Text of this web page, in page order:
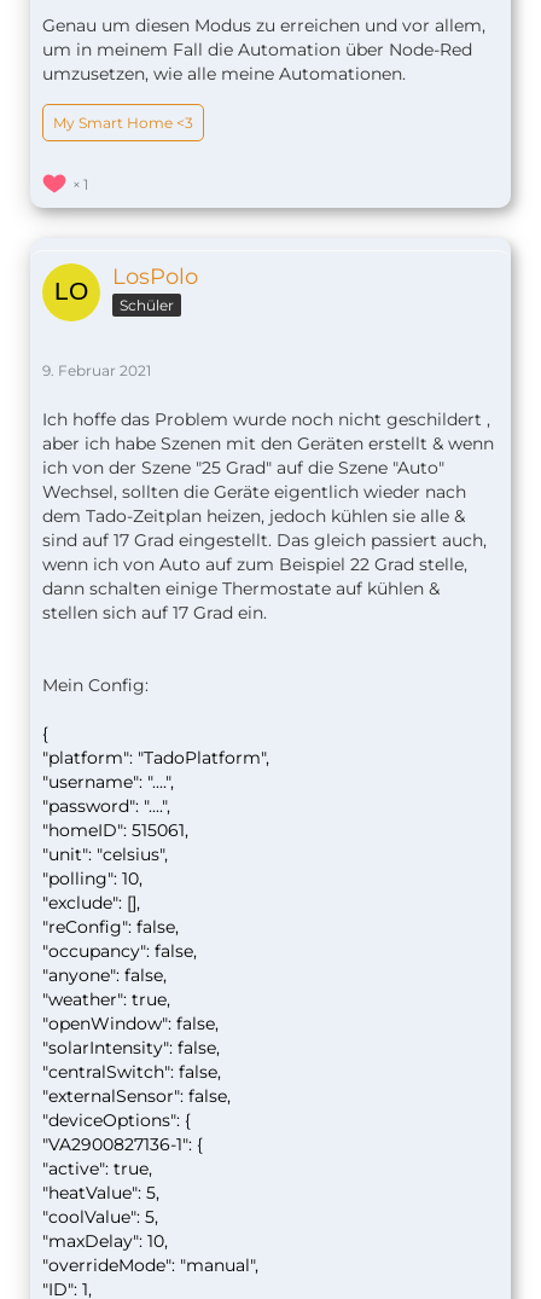
Genau um diesen Modus zu erreichen und vor allem,
um in meinem Fall die Automation über Node-Red
umzusetzen, wie alle meine Automationen.
My Smart Home <3
1
LosPolo
Schüler
9. Februar 2021
Ich hoffe das Problem wurde noch nicht geschildert ,
aber ich habe Szenen mit den Geräten erstellt & wenn
ich von der Szene "25 Grad" auf die Szene "Auto"
Wechsel, sollten die Geräte eigentlich wieder nach
dem Tado-Zeitplan heizen, jedoch kühlen sie alle &
sind auf 17 Grad eingestellt. Das gleich passiert auch,
wenn ich von Auto auf zum Beispiel 22 Grad stelle,
dann schalten einige Thermostate auf kühlen &
stellen sich auf 17 Grad ein.
Mein Config:
{
"platform": "TadoPlatform",
"username": "....",
"password": "....",
"homeID": 515061,
"unit": "celsius",
"polling": 10,
"exclude": [],
"reConfig": false,
"occupancy": false,
"anyone": false,
"weather": true,
"openWindow": false,
"solarIntensity": false,
"centralSwitch": false,
"externalSensor": false,
"deviceOptions": {
"VA2900827136-1": {
"active": true,
"heatValue": 5,
"coolValue": 5,
"maxDelay": 10,
"overrideMode": "manual",
"ID": 1,